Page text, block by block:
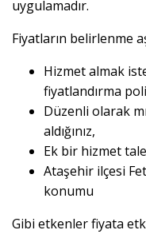
uygulamadır.
Fiyatların belirlenme
Hizmet almak
fiyatlandırma
Düzenli olarak
aldığınız,
Ek bir hizmet
Ataşehir ilçesi
konumu
Gibi etkenler fiyata